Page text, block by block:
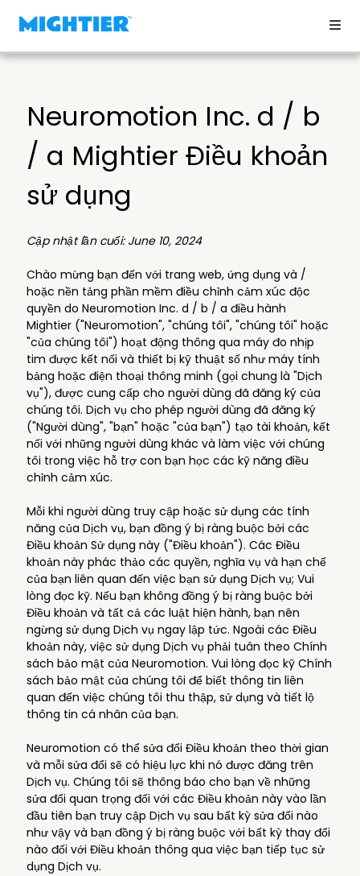
Neuromotion Inc. d / b
/ a Mightier Điều khoản
sử dụng
Cập nhật lần cuối: June 10, 2024
Chào mừng bạn đến với trang web, ứng dụng và /
hoặc nền tảng phần mềm điều chỉnh cảm xúc độc
quyền do Neuromotion Inc. d / b / a điều hành
Mightier ("Neuromotion", "chúng tôi", "chúng tôi" hoặc
"của chúng tôi") hoạt động thông qua máy đo nhịp
tim được kết nối và thiết bị kỹ thuật số như máy tính
bảng hoặc điện thoại thông minh (gọi chung là "Dịch
vụ"), được cung cấp cho người dùng đã đăng ký của
chúng tôi. Dịch vụ cho phép người dùng đã đăng ký
("Người dùng", "bạn" hoặc "của bạn") tạo tài khoản, kết
nối với những người dùng khác và làm việc với chúng
tôi trong việc hỗ trợ con bạn học các kỹ năng điều
chỉnh cảm xúc.
Mỗi khi người dùng truy cập hoặc sử dụng các tính
năng của Dịch vụ, bạn đồng ý bị ràng buộc bởi các
Điều khoản Sử dụng này ("Điều khoản"). Các Điều
khoản này phác thảo các quyền, nghĩa vụ và hạn chế
của bạn liên quan đến việc bạn sử dụng Dịch vụ; Vui
lòng đọc kỹ. Nếu bạn không đồng ý bị ràng buộc bởi
Điều khoản và tất cả các luật hiện hành, bạn nên
ngừng sử dụng Dịch vụ ngay lập tức. Ngoài các Điều
khoản này, việc sử dụng Dịch vụ phải tuân theo Chính
sách bảo mật của Neuromotion. Vui lòng đọc kỹ Chính
sách bảo mật của chúng tôi để biết thông tin liên
quan đến việc chúng tôi thu thập, sử dụng và tiết lộ
thông tin cá nhân của bạn.
Neuromotion có thể sửa đổi Điều khoản theo thời gian
và mỗi sửa đổi sẽ có hiệu lực khi nó được đăng trên
Dịch vụ. Chúng tôi sẽ thông báo cho bạn về những
sửa đổi quan trọng đối với các Điều khoản này vào lần
đầu tiên bạn truy cập Dịch vụ sau bất kỳ sửa đổi nào
như vậy và bạn đồng ý bị ràng buộc với bất kỳ thay đổi
nào đối với Điều khoản thông qua việc bạn tiếp tục sử
dụng Dịch vụ.